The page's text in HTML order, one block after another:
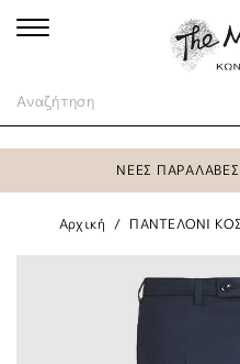
ΝΕΕΣ
Αρχική ΠΑΝΤΕΛΟΝΙ